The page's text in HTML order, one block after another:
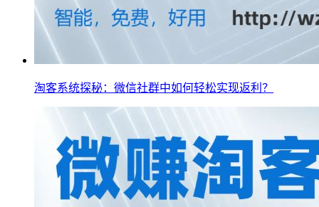
淘客系统探秘：微信社群中如何轻松实现返利？